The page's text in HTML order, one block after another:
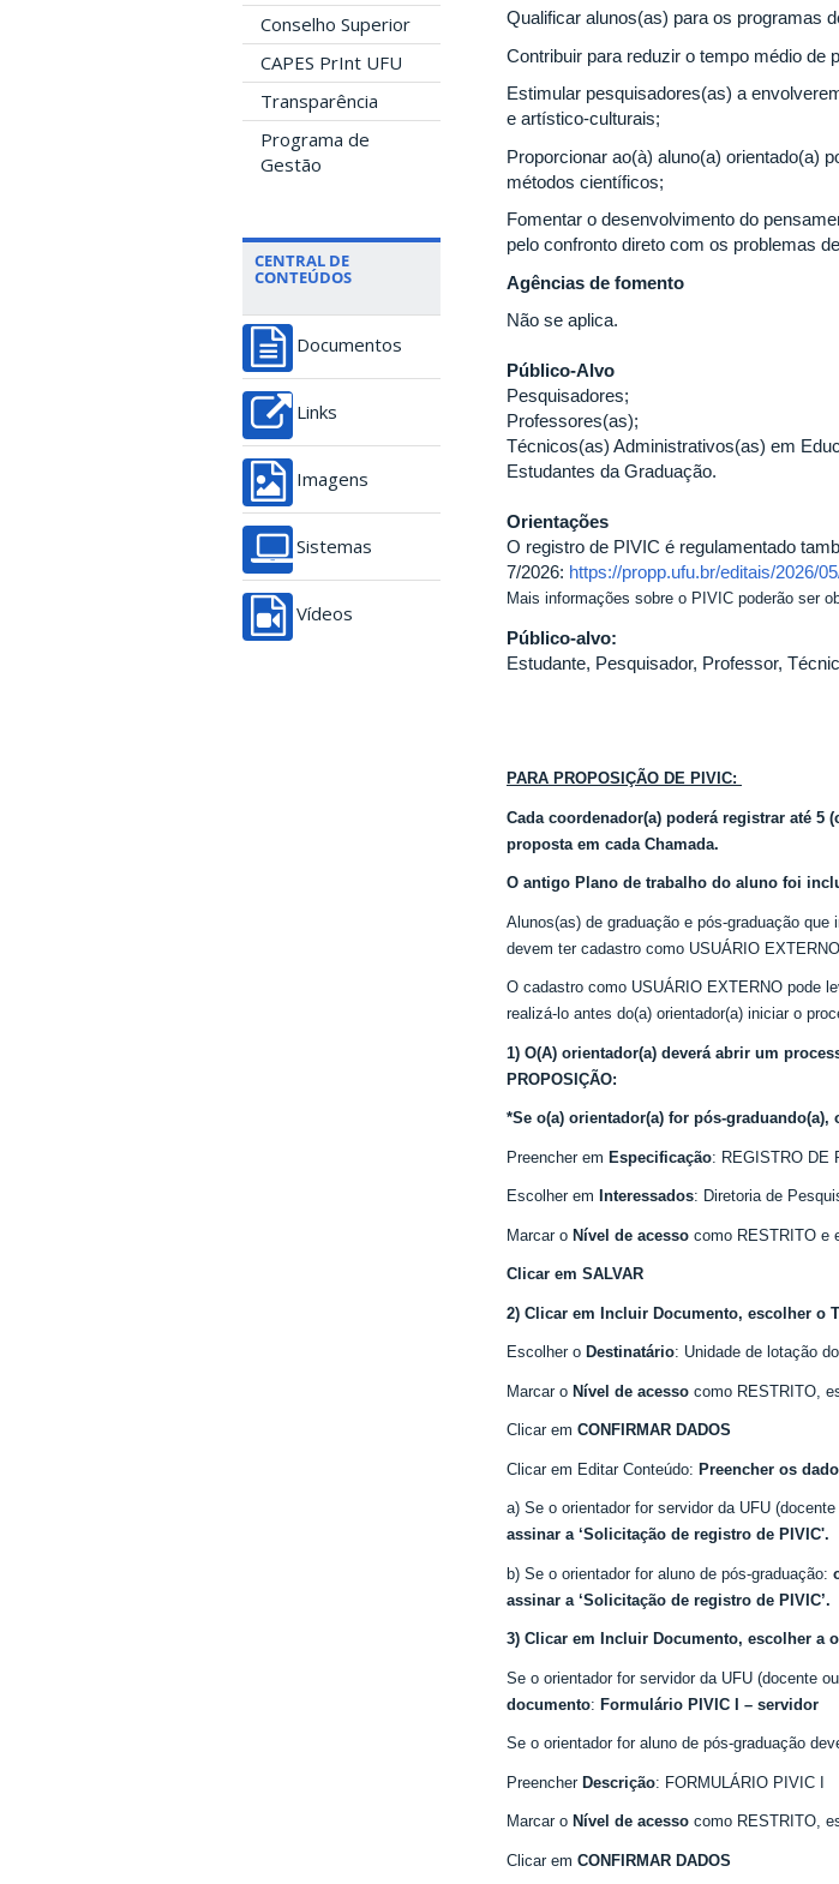
Conselho Superior
CAPES PrInt UFU
Transparência
Programa de
Gestão
CENTRAL DE
CONTEÚDOS
Documentos
Links
Imagens
Sistemas
Vídeos
Qualificar alunos(as) para os programas
Contribuir para reduzir o tempo médio de
Estimular pesquisadores(as) a
e artístico-culturais;
Proporcionar ao(à) aluno(a) orientado(a)
métodos científicos;
Fomentar o desenvolvimento do
pelo confronto direto com os problemas
Agências de fomento
Não se aplica.
Público-Alvo
Pesquisadores;
Professores(as);
Técnicos(as) Administrativos(as) em
Estudantes da Graduação.
Orientações
O registro de PIVIC é regulamentado
7/2026: https://propp.ufu.br/editais/2026/
Mais informações sobre o PIVIC poderão ser
Público-alvo:
Estudante, Pesquisador, Professor,
PARA PROPOSIÇÃO DE PIVIC:
Cada coordenador(a) poderá registrar até
proposta em cada Chamada.
O antigo Plano de trabalho do aluno foi
Alunos(as) de graduação e pós-graduação
devem ter cadastro como USUÁRIO
O cadastro como USUÁRIO EXTERNO pode
realizá-lo antes do(a) orientador(a) iniciar o
1) O(A) orientador(a) deverá abrir um
PROPOSIÇÃO:
*Se o(a) orientador(a) for pós-
Preencher em Especificação: REGISTRO DE
Escolher em Interessados: Diretoria de
Marcar o Nível de acesso como RESTRITO e
Clicar em SALVAR
2) Clicar em Incluir Documento, escolher o
Escolher o Destinatário: Unidade de lotação
Marcar o Nível de acesso como RESTRITO,
Clicar em CONFIRMAR DADOS
Clicar em Editar Conteúdo: Preencher os
a) Se o orientador for servidor da UFU
assinar a ‘Solicitação de registro de PIVIC'.
b) Se o orientador for aluno de pós-graduação:
assinar a ‘Solicitação de registro de PIVIC’.
3) Clicar em Incluir Documento, escolher a
Se o orientador for servidor da UFU (docente
documento: Formulário PIVIC I – servidor
Se o orientador for aluno de pós-graduação
Preencher Descrição: FORMULÁRIO PIVIC I
Marcar o Nível de acesso como RESTRITO,
Clicar em CONFIRMAR DADOS